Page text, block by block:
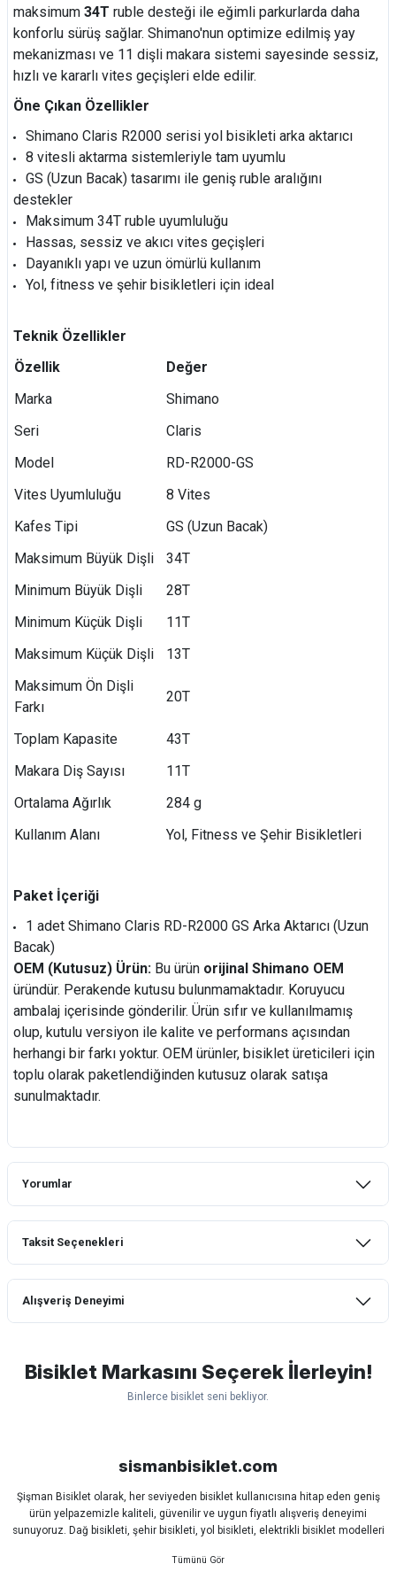
maksimum 34T ruble desteği ile eğimli parkurlarda daha
konforlu sürüş sağlar. Shimano'nun optimize edilmiş yay
mekanizması ve 11 dişli makara sistemi sayesinde sessiz,
hızlı ve kararlı vites geçişleri elde edilir.
Öne Çıkan Özellikler
Shimano Claris R2000 serisi yol bisikleti arka aktarıcı
8 vitesli aktarma sistemleriyle tam uyumlu
GS (Uzun Bacak) tasarımı ile geniş ruble aralığını
destekler
Maksimum 34T ruble uyumluluğu
Hassas, sessiz ve akıcı vites geçişleri
Dayanıklı yapı ve uzun ömürlü kullanım
Yol, fitness ve şehir bisikletleri için ideal
Teknik Özellikler
Özellik
Değer
Marka
Shimano
Seri
Claris
Model
RD-R2000-GS
Vites Uyumluluğu
8 Vites
Kafes Tipi
GS (Uzun Bacak)
Maksimum Büyük Dişli
34T
Minimum Büyük Dişli
28T
Minimum Küçük Dişli
11T
Maksimum Küçük Dişli
13T
Maksimum Ön Dişli
Farkı
20T
Toplam Kapasite
43T
Makara Diş Sayısı
11T
Ortalama Ağırlık
284 g
Kullanım Alanı
Yol, Fitness ve Şehir Bisikletleri
Paket İçeriği
1 adet Shimano Claris RD-R2000 GS Arka Aktarıcı (Uzun
Bacak)
OEM (Kutusuz) Ürün: Bu ürün orijinal Shimano OEM
üründür. Perakende kutusu bulunmamaktadır. Koruyucu
ambalaj içerisinde gönderilir. Ürün sıfır ve kullanılmamış
olup, kutulu versiyon ile kalite ve performans açısından
herhangi bir farkı yoktur. OEM ürünler, bisiklet üreticileri için
toplu olarak paketlendiğinden kutusuz olarak satışa
sunulmaktadır.
Yorumlar
Taksit Seçenekleri
Alışveriş Deneyimi
lastik yanak kısmından 3cm yarıldı ama
normal sürüşe uygun
Bahriye Akay Tan | 21/07/2026
Siparişim problemsiz geldi teşekkürler.
Bisiklet Markasını Seçerek İlerleyin!
Binlerce bisiklet seni bekliyor.
sismanbisiklet.com
Şişman Bisiklet olarak, her seviyeden bisiklet kullanıcısına hitap eden geniş
ürün yelpazemizle kaliteli, güvenilir ve uygun fiyatlı alışveriş deneyimi
sunuyoruz. Dağ bisikleti, şehir bisikleti, yol bisikleti, elektrikli bisiklet modelleri
Sürüş keyfinizi artırmak için dünyanın önde gelen markalarına ait bisiklet